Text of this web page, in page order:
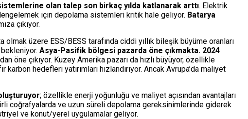
olan talep son birkaç yılda katlanarak arttı. Elektrik
için depolama sistemleri kritik hale geliyor. Batarya
çıkıyor.
üzere ESS/BESS tarafında ciddi yıllık bileşik büyüme oranları
bekleniyor. Asya-Pasifik bölgesi pazarda öne çıkmakta. 2024
öne çıkıyor. Kuzey Amerika pazarı da hızlı büyüyor, özellikle
hedefleri yatırımları hızlandırıyor. Ancak Avrupa’da maliyet
; özellikle enerji yoğunluğu ve maliyet açısından avantajları
coğrafyalarda ve uzun süreli depolama gereksinimlerinde giderek
ve konut/yerel uygulamalar geliyor.